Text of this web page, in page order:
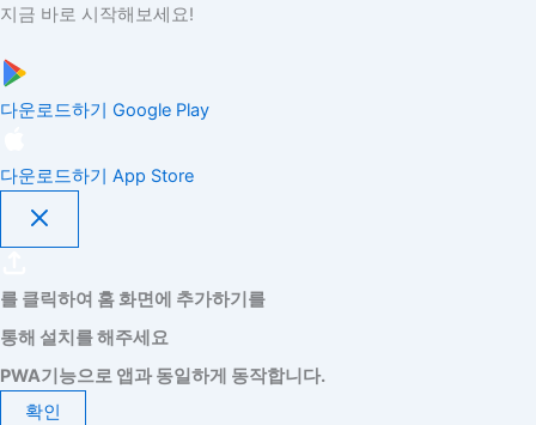
지금 바로 시작해보세요!
다운로드하기 Google Play
다운로드하기 App Store
를 클릭하여 홈 화면에 추가하기를
통해 설치를 해주세요
PWA기능으로 앱과 동일하게 동작합니다.
확인